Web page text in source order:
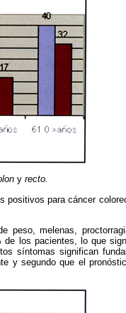
y recto.
positivos para cáncer
peso, melenas,
los pacientes, lo que
síntomas significan
y segundo que el